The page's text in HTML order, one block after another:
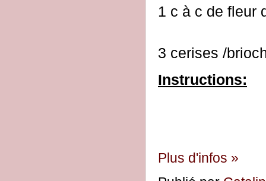
1 c à c de fleur
3 cerises /
Instructions:
Plus d'infos »